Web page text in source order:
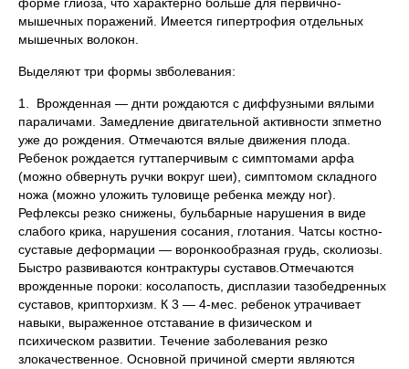
мышечных поражений. Имеется гипертрофия отдельных
мышечных волокон.
Выделяют три формы звболевания:
1. Врожденная — днти рождаются с диффузными вялыми
параличами. Замедление двигательной активности зпметно
уже до рождения. Отмечаются вялые движения плода.
Ребенок рождается гуттаперчивым с симптомами арфа
(можно обвернуть ручки вокруг шеи), симптомом складного
ножа (можно уложить туловище ребенка между ног).
Рефлексы резко снижены, бульбарные нарушения в виде
слабого крика, нарушения сосания, глотания. Чатсы костно-
суставые деформации — воронкообразная грудь, сколиозы.
Быстро развиваются контрактуры суставов.Отмечаются
врожденные пороки: косолапость, дисплазии тазобедренных
суставов, крипторхизм. К 3 — 4-мес. ребенок утрачивает
навыки, выраженное отставание в физическом и
психическом развитии. Течение заболевания резко
злокачественное. Основной причиной смерти являются